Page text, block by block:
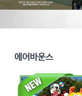
에어바운스